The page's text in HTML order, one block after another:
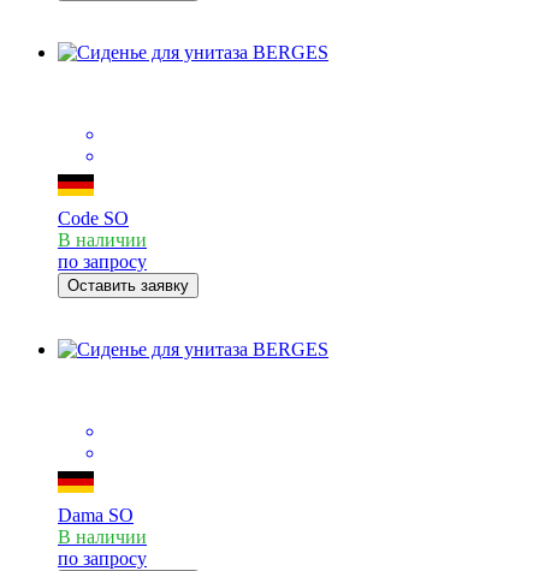
Code SO
В наличии
по запросу
Оставить заявку
Dama SO
В наличии
по запросу